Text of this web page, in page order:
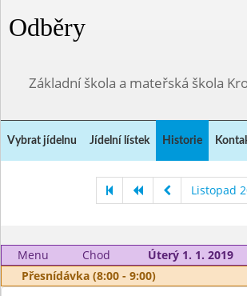
Odběry
Základní škola a mateřská škola
Vybrat jídelnu Jídelní lístek Historie
Listopad
Menu Chod
Úterý 1. 1. 2019
Přesnídávka (8:00 - 9:00)